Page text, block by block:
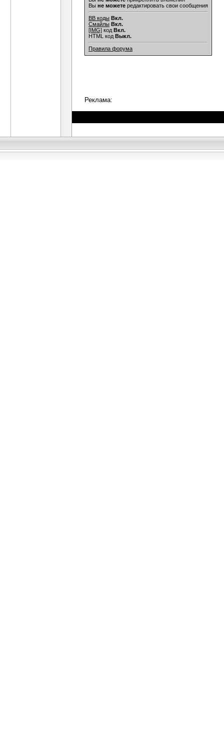
Вы не можете редактировать свои сообщения
BB коды Вкл.
Смайлы Вкл.
[IMG] код Вкл.
HTML код Выкл.
Правила форума
Реклама: